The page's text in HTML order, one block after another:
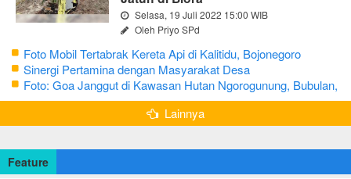
Selasa, 19 Juli 2022 15:00 WIB
Oleh Priyo SPd
Foto Mobil Tertabrak Kereta Api di Kalitidu, Bojonegoro
Sinergi Pertamina dengan Masyarakat Desa
Foto: Goa Janggut di Kawasan Hutan Ngorogunung, Bubulan,
Bojonegoro
Lainnya
Feature